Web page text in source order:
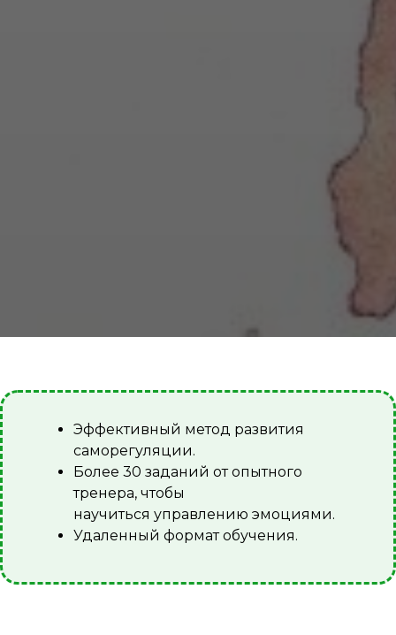
Эффективный метод развития
саморегуляции.
Более 30 заданий от опытного
тренера, чтобы
научиться управлению эмоциями.
Удаленный формат обучения.